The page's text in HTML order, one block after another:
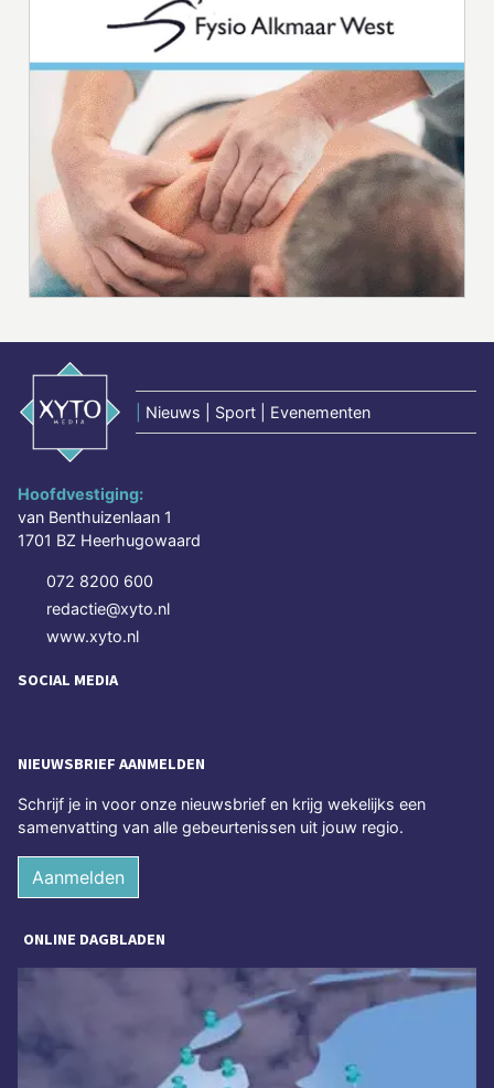
Nieuws | Sport | Evenementen
Hoofdvestiging:
van Benthuizenlaan 1
1701 BZ Heerhugowaard
072 8200 600
redactie@xyto.nl
www.xyto.nl
SOCIAL MEDIA
NIEUWSBRIEF AANMELDEN
Schrijf je in voor onze nieuwsbrief en krijg wekelijks een
samenvatting van alle gebeurtenissen uit jouw regio.
Aanmelden
ONLINE DAGBLADEN